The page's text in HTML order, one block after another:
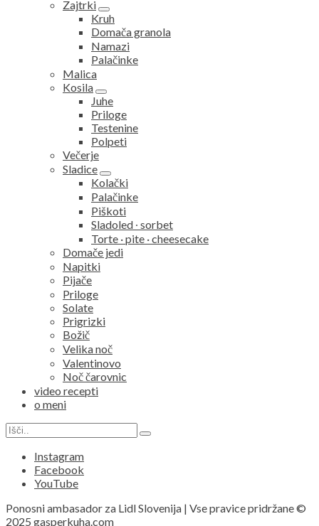
Zajtrki
expand
child
menu
Kruh
Domača granola
Namazi
Palačinke
Malica
Kosila
expand
child
menu
Juhe
Priloge
Testenine
Polpeti
Večerje
Sladice
expand
child
menu
Kolački
Palačinke
Piškoti
Sladoled ∙ sorbet
Torte · pite · cheesecake
Domače jedi
Napitki
Pijače
Priloge
Solate
Prigrizki
Božič
Velika noč
Valentinovo
Noč čarovnic
video recepti
o meni
Search
for:
Search
Instagram
Facebook
YouTube
Ponosni ambasador za Lidl Slovenija | Vse pravice pridržane ©
2025 gasperkuha.com